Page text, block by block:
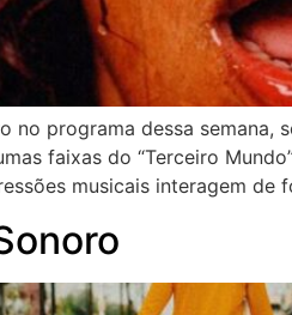
no programa dessa
faixas do “Terceiro
musicais interagem de